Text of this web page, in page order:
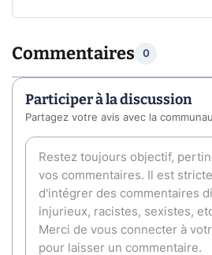
Commentaires 0
Participer à la discussion
Partagez votre avis avec la